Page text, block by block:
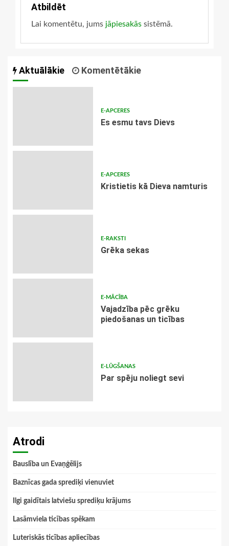
Atbildēt
Lai komentētu, jums jāpiesakās sistēmā.
Aktuālākie Komentētākie
E-APCERES
Es esmu tavs Dievs
E-APCERES
Kristietis kā Dieva namturis
E-RAKSTI
Grēka sekas
E-MĀCĪBA
Vajadzība pēc grēku
piedošanas un ticības
E-LŪGŠANAS
Par spēju noliegt sevi
Atrodi
Bauslība un Evaņģēlijs
Baznīcas gada sprediķi vienuviet
Ilgi gaidītais latviešu sprediķu krājums
Lasāmviela ticības spēkam
Luteriskās ticības apliecības